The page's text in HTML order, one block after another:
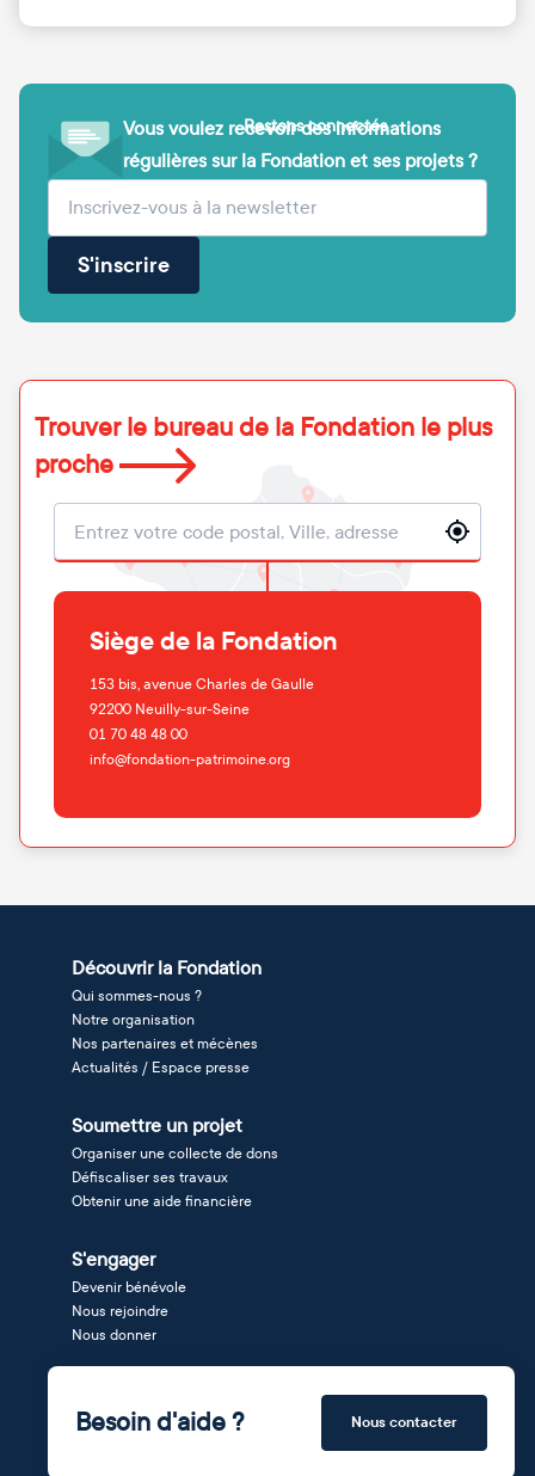
Vous voulez recevoir des informations
régulières sur la Fondation et ses projets ?
Votre adresse e-mail (obligatoire)
S'inscrire
Restons connectés
Trouver le bureau de la Fondation le plus
proche
Localisation
Siège de la Fondation
153 bis, avenue Charles de Gaulle
92200 Neuilly-sur-Seine
01 70 48 48 00
info@fondation-patrimoine.org
Découvrir la Fondation
Qui sommes-nous ?
Notre organisation
Nos partenaires et mécènes
Actualités / Espace presse
Soumettre un projet
Organiser une collecte de dons
Défiscaliser ses travaux
Obtenir une aide financière
S'engager
Devenir bénévole
Nous rejoindre
Nous donner
Besoin d'aide ? Nous contacter